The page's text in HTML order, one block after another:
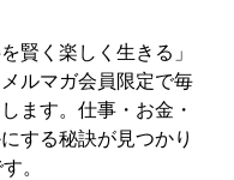
中。公式ホームページ
タント 山本早織」（Xア
賢く楽しく生きる」
ルマガ会員限定で毎
ます。仕事・お金・
する秘訣が見つかり
。